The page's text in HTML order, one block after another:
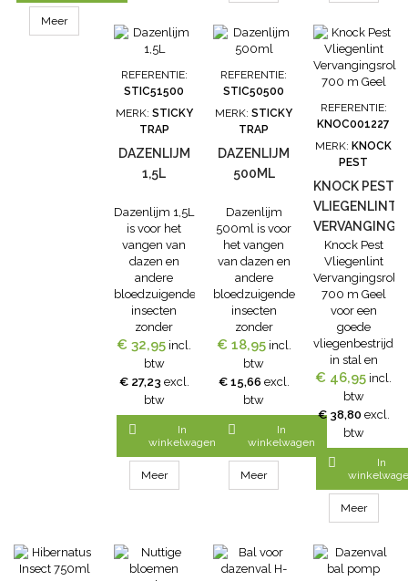
iedere 3
maanden of
wanneer ze
vervangen. InhoudSet
Meer
aantrekking
Lange
werkingsduur
van 3 weken
Klein formaat,
plaatsen
Knock Pest
Fruitvliegval
is een Kant-en-
klare
poeder. Deze
aan het
organisch
materiaal en
helpt zo op
wijze rotting.
Het leggen
van eieren en
de
ontwikkeling
de bak...
en val met een
en
voor een
oppervlak tot
100m2*werkt
afhankelijk...
REFERENTIE:
STIC51500
MERK: STICKY
TRAP
DAZENLIJM
1,5L
Dazenlijm 1,5L
is voor het
vangen van
dazen en
andere
bloedzuigende
insecten
zonder
pesticiden.De
dazenlijm 1.5L
vangt op een
natuurlijke
gebruik van
pesticiden
dazen
(bremsen,
blinde
andere
bloedzuigende
€ 32,95 incl.
btw
€ 27,23 excl.
btw

In
winkelwagen
Meer
REFERENTIE:
STIC50500
MERK:STICKY
TRAP
DAZENLIJM
500ML
Dazenlijm
500ml is voor
het vangen
van dazen en
andere
bloedzuigende
insecten
zonder
pesticiden.De
dazenlijm
500ml vangt
op een
wijze zonder
gebruik van
pesticiden
dazen
(bremsen,
horzels en
andere
€ 18,95 incl.
btw
€ 15,66 excl.
btw

In
winkelwagen
Meer
REFERENTIE:
KNOC001227
MERK:KNOCK
PEST
KNOCK PEST
VLIEGENLINT
700 M GEEL
Knock Pest
Vliegenlint
Vervangingsrol
700 m Geel
voor een
goede
in stal en
dierenverblijven.
Deze rol bevat
400 meter
vliegenlint, die
gele kleur tot
wel 35% meer
vliegen
aantrekt.
Gifvrij.Lengte700
20 cm
€ 46,95 incl.
btw
€ 38,80 excl.
btw

In
Meer